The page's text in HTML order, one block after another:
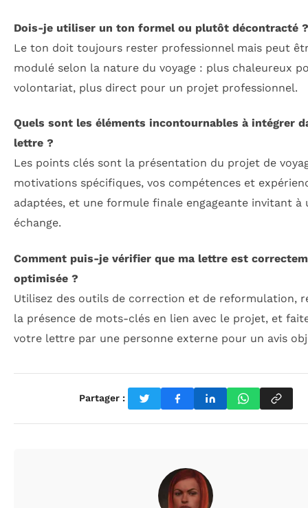
Dois-je utiliser un ton formel ou plutôt décontracté ?
Le ton doit toujours rester professionnel mais peut
modulé selon la nature du voyage : plus chaleureux
volontariat, plus direct pour un projet professionnel.
Quels sont les éléments incontournables à intégrer
lettre ?
Les points clés sont la présentation du projet de
motivations spécifiques, vos compétences et
adaptées, et une formule finale engageante invitant à
échange.
Comment puis-je vérifier que ma lettre est
optimisée ?
Utilisez des outils de correction et de reformulation,
la présence de mots-clés en lien avec le projet, et
votre lettre par une personne externe pour un avis
Partager :